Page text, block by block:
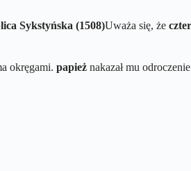
Sykstyńska (1508)Uważa się, że
okręgami. papież nakazał mu